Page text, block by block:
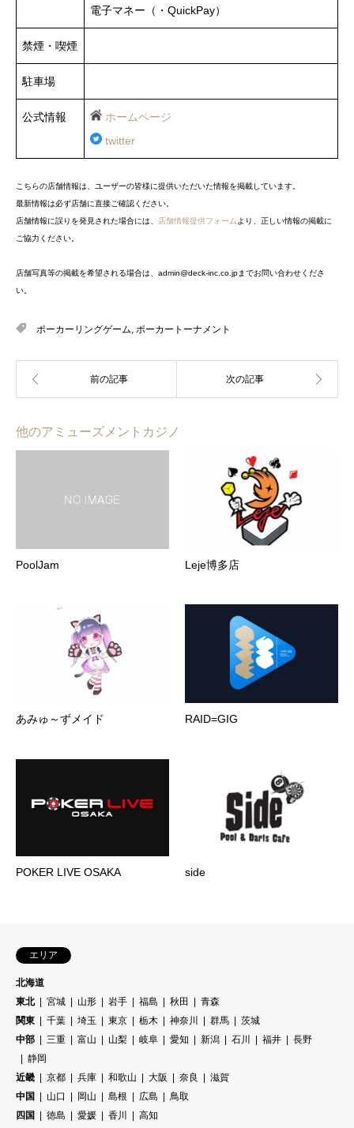
電子マネー（・QuickPay）
禁煙・喫煙
駐車場
公式情報
ホームページ
twitter
こちらの店舗情報は、ユーザーの皆様に提供いただいた情報を掲載しています。
最新情報は必ず店舗に直接ご確認ください。
店舗情報に誤りを発見された場合には、 店舗情報提供フォームより、正しい情報の掲載に
ご協力ください。
店舗写真等の掲載を希望される場合は、admin@deck-inc.co.jpまでお問い合わせくださ
い。
ポーカーリングゲーム, ポーカートーナメント
他のアミューズメントカジノ
PoolJam Leje博多店
あみゅ～ずメイド RAID=GIG
POKER LIVE OSAKA side
エリア
北海道
東北
宮城 山形 岩手 福島 秋田
青森
関東
千葉 埼玉 東京 栃木 神奈川 群馬
茨城
中部
三重 富山 山梨 岐阜 愛知 新潟 石川 福井
長野
静岡
近畿
京都 兵庫 和歌山 大阪 奈良
滋賀
中国
山口 岡山 島根 広島
鳥取
四国
徳島 愛媛 香川 高知